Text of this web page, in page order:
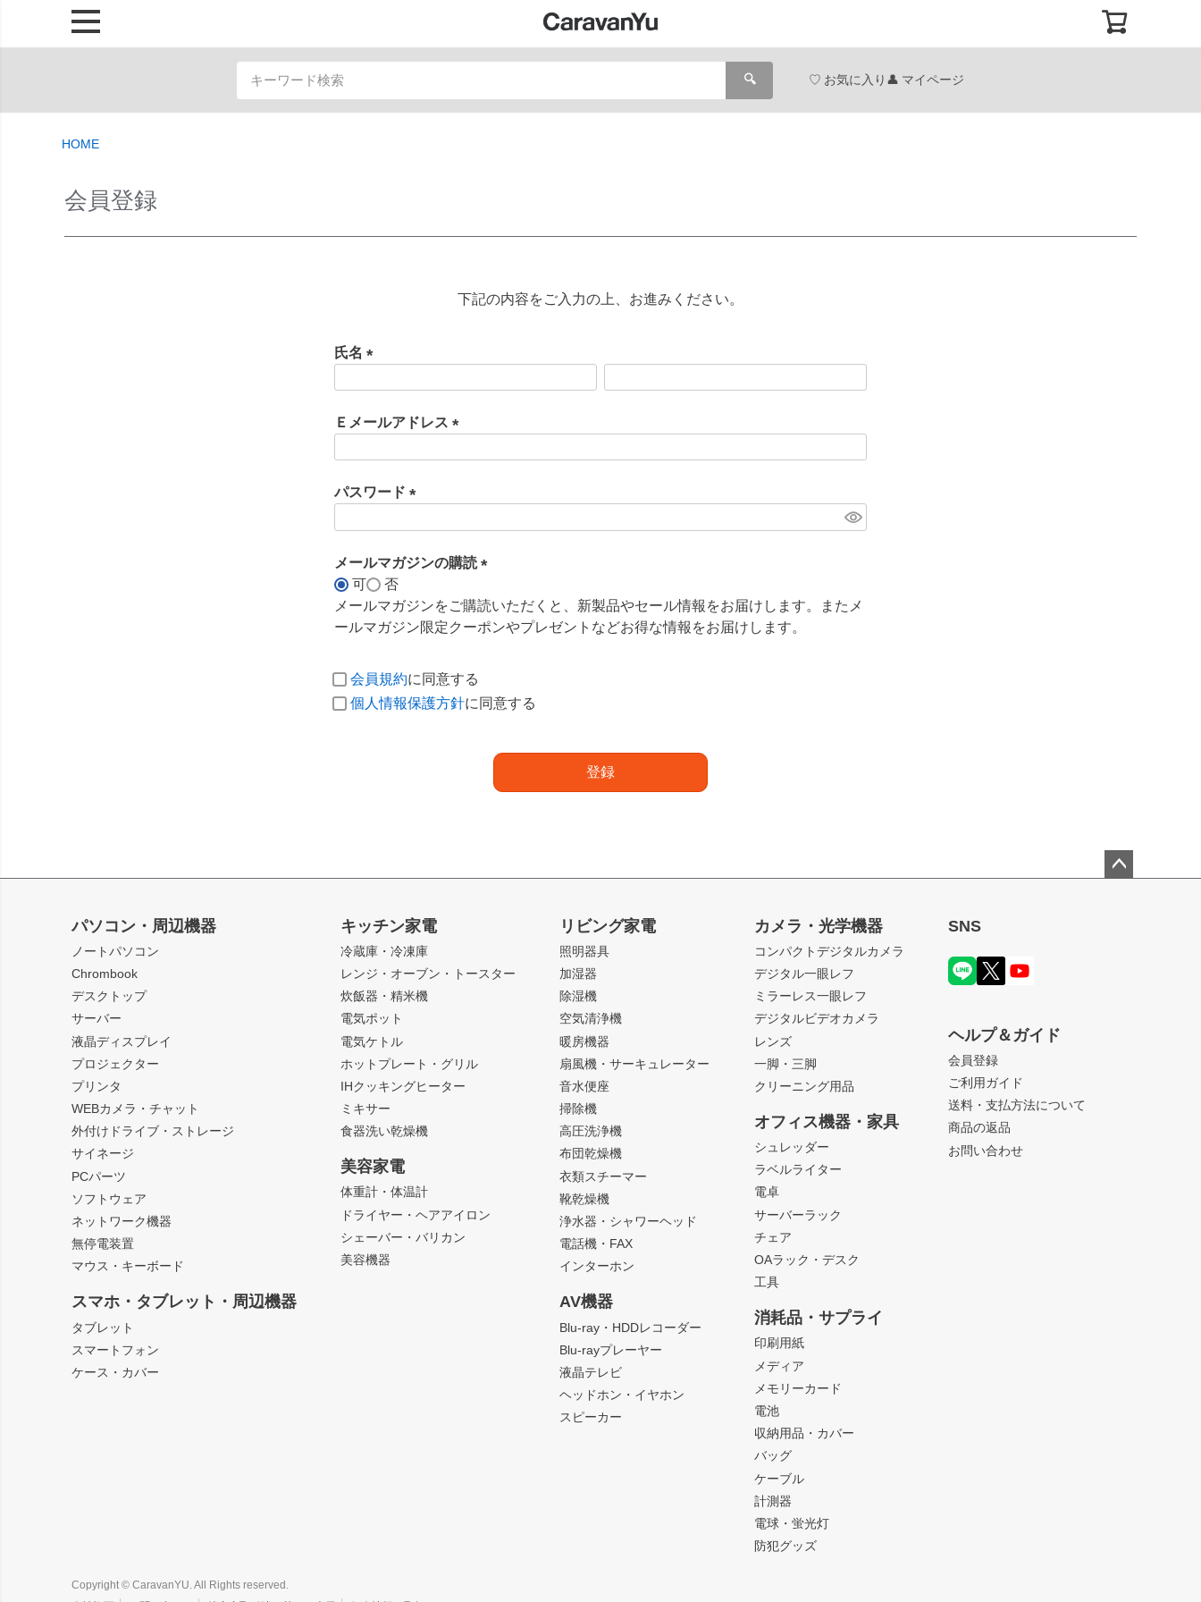
🔍 お気に入り マイページ
HOME
会員登録
下記の内容をご入力の上、お進みください。
氏名
須
Ｅメールアドレス
パスワード
須
メールマガジンの購読
必
須
可
否
メールマガジンをご購読いただくと、新製品やセール情報をお届けします。またメ
ールマガジン限定クーポンやプレゼントなどお得な情報をお届けします。
会員規約に同意する
個人情報保護方針に同意する
登録
パソコン・周辺機器
ノートパソコン
Chrombook
デスクトップ
サーバー
液晶ディスプレイ
プロジェクター
プリンタ
WEBカメラ・チャット
外付けドライブ・ストレージ
サイネージ
PCパーツ
ソフトウェア
ネットワーク機器
無停電装置
マウス・キーボード
スマホ・タブレット・周辺機器
タブレット
スマートフォン
ケース・カバー
キッチン家電
冷蔵庫・冷凍庫
レンジ・オーブン・トースター
炊飯器・精米機
電気ポット
電気ケトル
ホットプレート・グリル
IHクッキングヒーター
ミキサー
食器洗い乾燥機
美容家電
体重計・体温計
ドライヤー・ヘアアイロン
シェーバー・バリカン
美容機器
リビング家電
照明器具
加湿器
除湿機
空気清浄機
暖房機器
扇風機・サーキュレーター
音水便座
掃除機
高圧洗浄機
布団乾燥機
衣類スチーマー
靴乾燥機
浄水器・シャワーヘッド
電話機・FAX
インターホン
AV機器
Blu-ray・HDDレコーダー
Blu-rayプレーヤー
液晶テレビ
ヘッドホン・イヤホン
スピーカー
カメラ・光学機器
コンパクトデジタルカメラ
デジタル一眼レフ
ミラーレス一眼レフ
デジタルビデオカメラ
レンズ
一脚・三脚
クリーニング用品
オフィス機器・家具
シュレッダー
ラベルライター
電卓
サーバーラック
チェア
OAラック・デスク
工具
消耗品・サプライ
印刷用紙
メディア
メモリーカード
電池
収納用品・カバー
バッグ
ケーブル
計測器
電球・蛍光灯
防犯グッズ
SNS
ヘルプ＆ガイド
会員登録
ご利用ガイド
送料・支払方法について
商品の返品
お問い合わせ
Copyright © CaravanYU. All Rights reserved.